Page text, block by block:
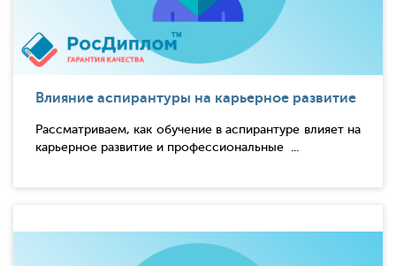
Влияние аспирантуры на карьерное развитие
Рассматриваем, как обучение в аспирантуре влияет на
карьерное развитие и профессиональные ...